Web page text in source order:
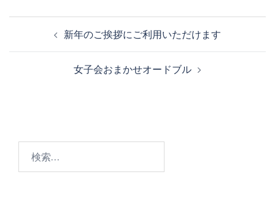
ナ
ョ
新年のご挨拶にご利用いただけます
女子会おまかせオードブル